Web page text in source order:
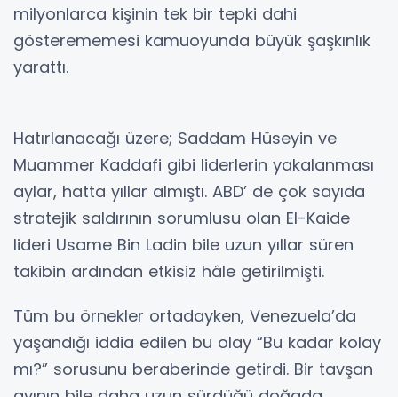
milyonlarca kişinin tek bir tepki dahi
gösterememesi kamuoyunda büyük şaşkınlık
yarattı.
Hatırlanacağı üzere; Saddam Hüseyin ve
Muammer Kaddafi gibi liderlerin yakalanması
aylar, hatta yıllar almıştı. ABD’ de çok sayıda
stratejik saldırının sorumlusu olan El-Kaide
lideri Usame Bin Ladin bile uzun yıllar süren
takibin ardından etkisiz hâle getirilmişti.
Tüm bu örnekler ortadayken, Venezuela’da
yaşandığı iddia edilen bu olay “Bu kadar kolay
mı?” sorusunu beraberinde getirdi. Bir tavşan